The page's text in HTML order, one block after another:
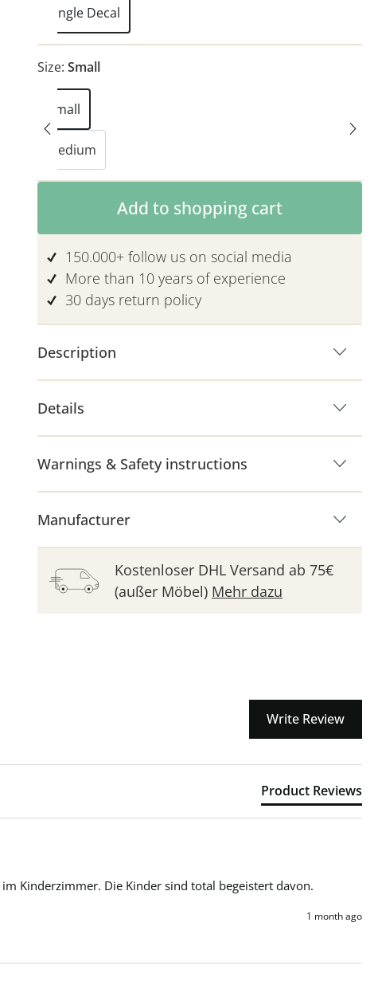
Single Decal
Size: Small
Small
Medium
Product Quantity: Enter the desired
Add to shopping cart
150.000+ follow us on social media
More than 10 years of experience
30 days return policy
Description
Details
Warnings & Safety instructions
Manufacturer
Kostenloser DHL Versand ab 75€
(außer Möbel) Mehr dazu
Write Review
Product Reviews
Kinderzimmer. Die Kinder sind total begeistert davon.
1 month ago